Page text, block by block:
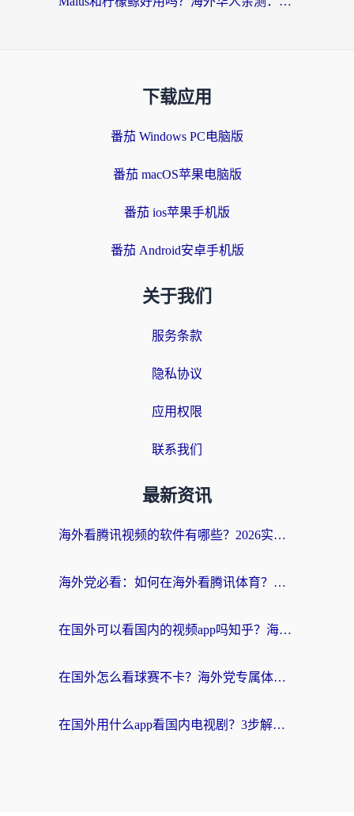
下载应用
番茄 Windows PC电脑版
番茄 macOS苹果电脑版
番茄 ios苹果手机版
番茄 Android安卓手机版
关于我们
服务条款
隐私协议
应用权限
联系我们
最新资讯
海外看腾讯视频的软件有哪些？2026实测有效，留学生都在用的回国加速器指南
海外党必看：如何在海外看腾讯体育？解决赛事直播地区限制的终极指南
在国外可以看国内的视频app吗知乎？海外党亲测有效的追剧加速方案
在国外怎么看球赛不卡？海外党专属体育直播自由指南
在国外用什么app看国内电视剧？3步解决版权限制+卡顿难题